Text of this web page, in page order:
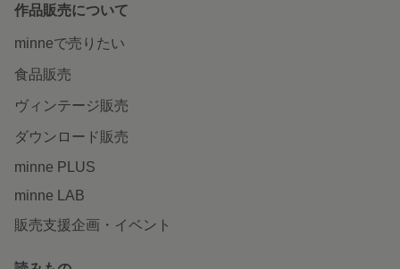
作品販売について
minneで売りたい
食品販売
ヴィンテージ販売
ダウンロード販売
minne PLUS
minne LAB
販売支援企画・イベント